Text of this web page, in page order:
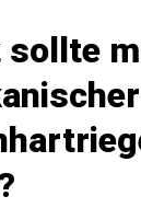
sollte